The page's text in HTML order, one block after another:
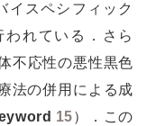
イスペシフィック
れている．さら
不応性の悪性黒色
法の併用による成
15）．この